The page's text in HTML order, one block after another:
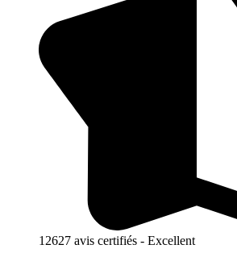
12627 avis certifiés - Excellent